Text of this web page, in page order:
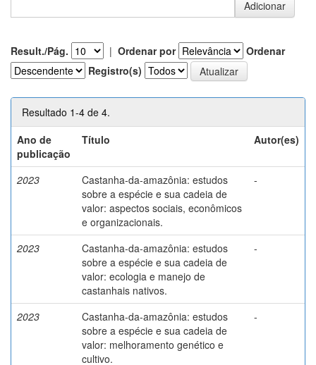
Result./Pág. | Ordenar por
Ordenar
Registro(s)
Resultado 1-4 de 4.
Ano de
publicação
Título Autor(es)
2023
Castanha-da-amazônia: estudos
sobre a espécie e sua cadeia de
valor: aspectos sociais, econômicos
e organizacionais.
-
2023
Castanha-da-amazônia: estudos
sobre a espécie e sua cadeia de
valor: ecologia e manejo de
castanhais nativos.
-
2023
Castanha-da-amazônia: estudos
sobre a espécie e sua cadeia de
valor: melhoramento genético e
cultivo.
-